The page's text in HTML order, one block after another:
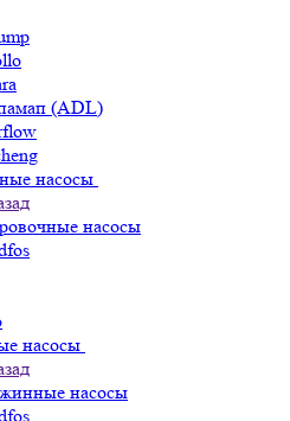
(ADL)
насосы
насосы
насосы
насосы